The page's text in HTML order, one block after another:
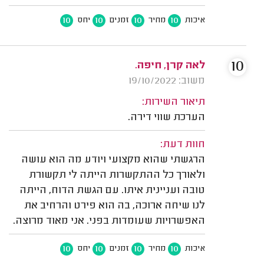
איכות 10 מחיר 10 זמנים 10 יחס 10
לאה קרן, חיפה.
משוב: 19/10/2022
תיאור השירות:
הערכת שווי דירה.
חוות דעת:
הרגשתי שהוא מקצועי ויודע מה הוא עושה
ולאורך כל ההתקשרות הייתה לי תקשורת
טובה ועניינית איתו. עם הגשת הדוח, הייתה
לנו שיחה ארוכה, בה הוא פירט והרחיב את
האפשרויות שעומדות בפני. אני מאוד מרוצה.
איכות 10 מחיר 10 זמנים 10 יחס 10
10